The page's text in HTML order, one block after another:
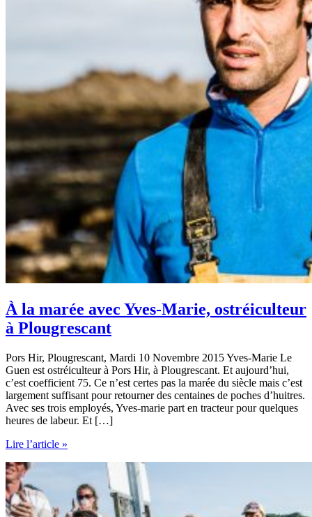
À la marée avec Yves-Marie, ostréiculteur
à Plougrescant
Pors Hir, Plougrescant, Mardi 10 Novembre 2015 Yves-Marie Le
Guen est ostréiculteur à Pors Hir, à Plougrescant. Et aujourd’hui,
c’est coefficient 75. Ce n’est certes pas la marée du siècle mais c’est
largement suffisant pour retourner des centaines de poches d’huitres.
Avec ses trois employés, Yves-marie part en tracteur pour quelques
heures de labeur. Et […]
À
marée
avec
Yves-
Marie,
Lire l’article »